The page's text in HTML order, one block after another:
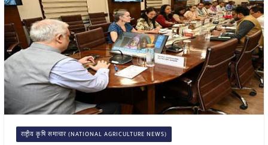
राष्ट्रीय कृषि समाचार (NATIONAL AGRICULTURE NEWS)